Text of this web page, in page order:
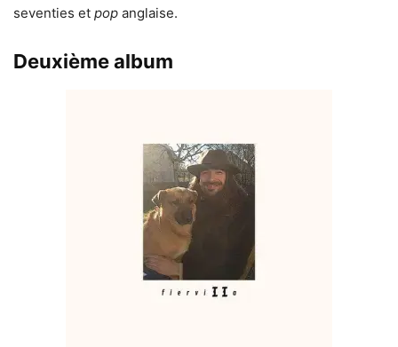
seventies et pop anglaise.
Deuxième album